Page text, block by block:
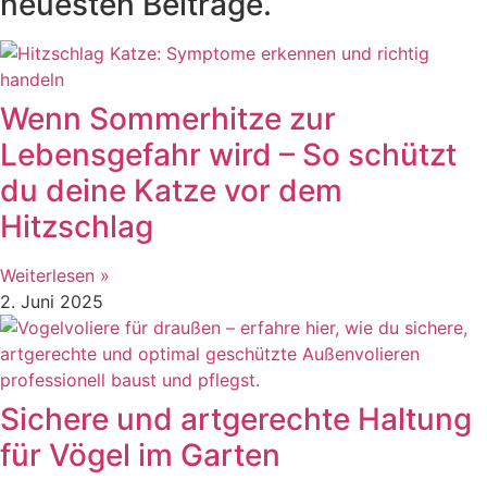
Wenn Sommerhitze zur
Lebensgefahr wird – So schützt
du deine Katze vor dem
Hitzschlag
Weiterlesen »
2. Juni 2025
Sichere und artgerechte Haltung
für Vögel im Garten